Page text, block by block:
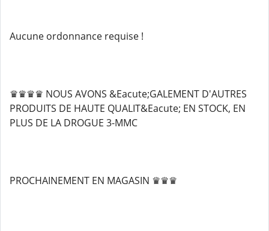
Aucune ordonnance requise !
♛♛♛♛ NOUS AVONS &Eacute;GALEMENT D'AUTRES
PRODUITS DE HAUTE QUALIT&Eacute; EN STOCK, EN
PLUS DE LA DROGUE 3-MMC
PROCHAINEMENT EN MAGASIN ♛♛♛